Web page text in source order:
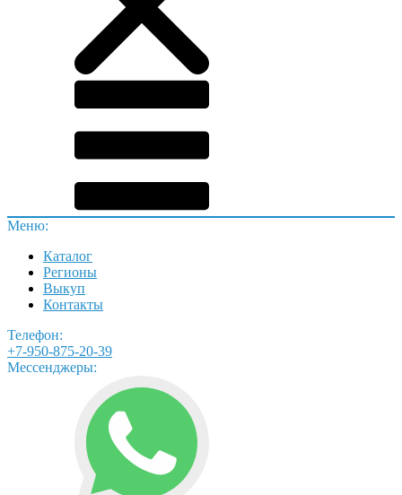
Меню:
Каталог
Регионы
Выкуп
Контакты
Телефон:
+7-950-875-20-39
Мессенджеры: